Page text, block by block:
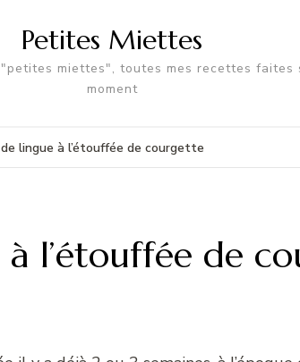
Petites Miettes
miettes", toutes mes recettes faites
moment
lingue à l’étouffée de courgette
l’étouffée de